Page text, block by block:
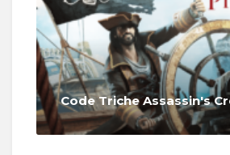
Code Triche Assassin's